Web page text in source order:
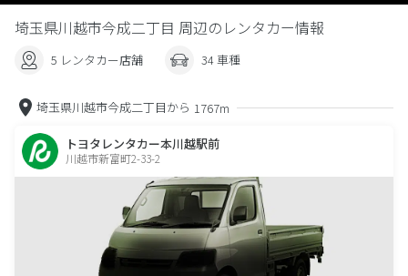
埼玉県川越市今成二丁目 周辺のレンタカー情報
5 レンタカー店舗 34 車種
埼玉県川越市今成二丁目から 1767m
トヨタレンタカー本川越駅前
川越市新富町2-33-2